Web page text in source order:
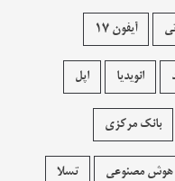
آیفون 17
انویدیا اپل
بانک مرکزی
هوش مصنوعی تسلا